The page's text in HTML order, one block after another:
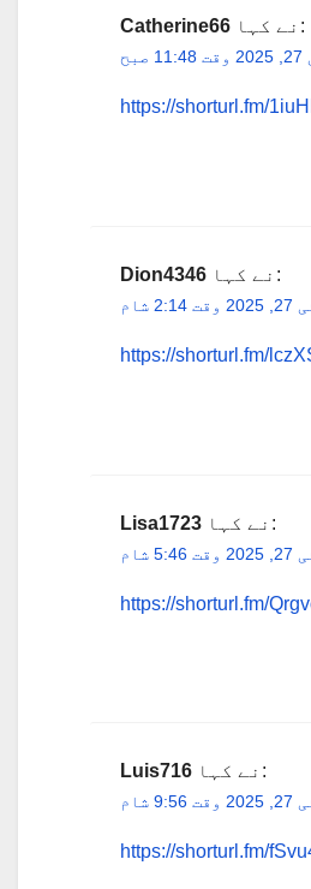
Catherine66 نے کہا:
https://shorturl.fm/
Dion4346 نے کہا:
شام
https://shorturl.fm/
Lisa1723 نے کہا:
شام
https://shorturl.fm/
Luis716 نے کہا:
شام
https://shorturl.fm/